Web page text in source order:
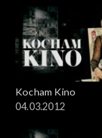
Kocham Kino
04.03.2012